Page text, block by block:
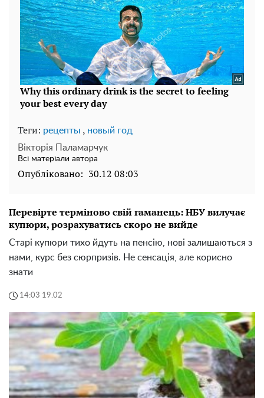
Теги: рецепты , новый год
Вікторія Паламарчук
Всі матеріали автора
Опубліковано: 30.12 08:03
Перевірте терміново свій гаманець: НБУ вилучає
купюри, розрахуватись скоро не вийде
Старі купюри тихо йдуть на пенсію, нові залишаються з
нами, курс без сюрпризів. Не сенсація, але корисно
знати
14:03 19.02